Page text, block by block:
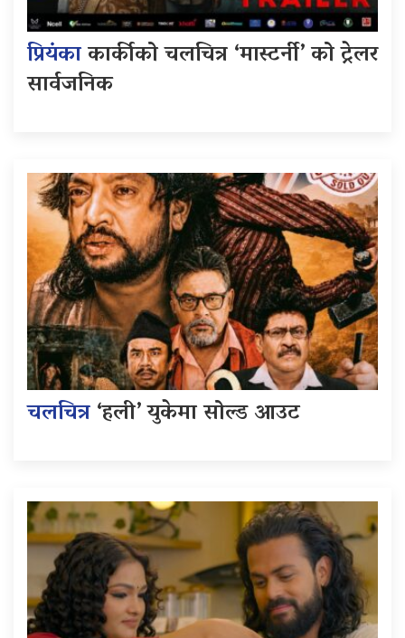
प्रियंकाकार्कीको चलचित्र ‘मास्टर्नी’ को ट्रेलर
सार्वजनिक
चलचित्र‘हली’ युकेमा सोल्ड आउट